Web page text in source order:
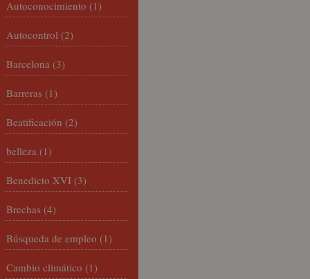
Autoconocimiento (1)
Autocontrol (2)
Barcelona (3)
Barreras (1)
Beatificación (2)
belleza (1)
Benedicto XVI (3)
Brechas (4)
Búsqueda de empleo (1)
Cambio climático (1)